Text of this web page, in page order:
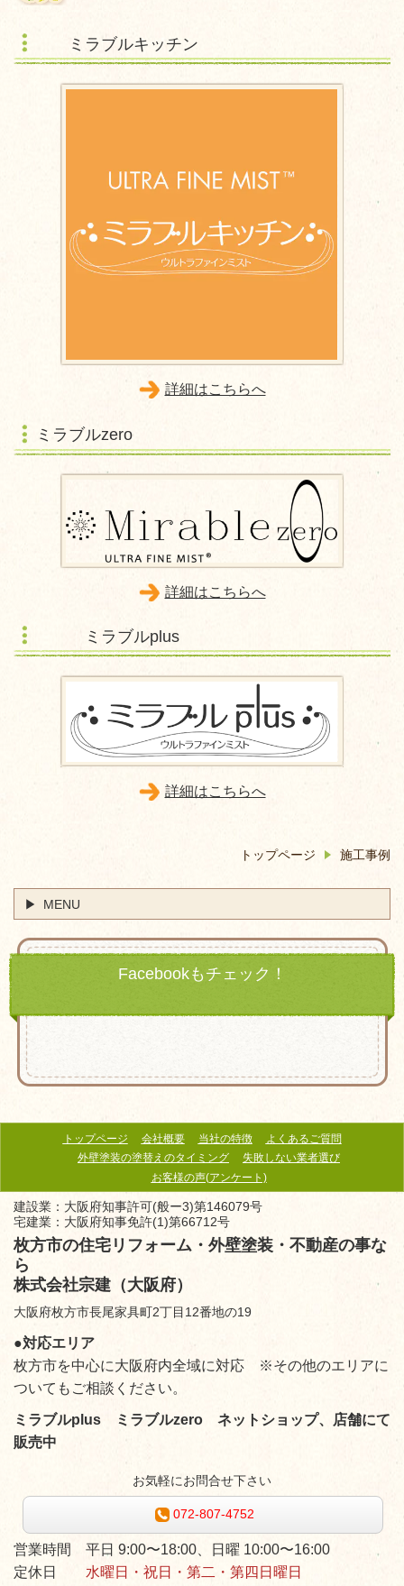
ミラブルキッチン
詳細はこちらへ
ミラブルzero
詳細はこちらへ
ミラブルplus
詳細はこちらへ
トップページ 施工事例
MENU
Facebookもチェック！
トップページ 会社概要 当社の特徴
よくあるご質問
外壁塗装の塗替えのタイミング
失敗しない業者選び
お客様の声(アンケート)
建設業：大阪府知事許可(般ー3)第146079号
宅建業：大阪府知事免許(1)第66712号
枚方市の住宅リフォーム・外壁塗装・不動産の事な
ら
株式会社宗建（大阪府）
大阪府枚方市長尾家具町2丁目12番地の19
●対応エリア
枚方市を中心に大阪府内全域に対応 ※その他のエリアに
ついてもご相談ください。
ミラブルplus ミラブルzero ネットショップ、店舗にて
販売中
お気軽にお問合せ下さい
072-807-4752
営業時間 平日 9:00〜18:00、日曜 10:00〜16:00
定休日 水曜日・祝日・第二・第四日曜日